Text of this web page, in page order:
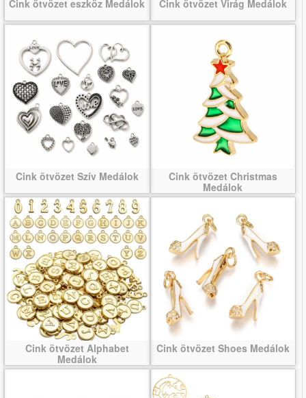
Cink ötvözet eszköz Medálok Cink ötvözet Virág Medálok
Cink ötvözet Szív Medálok
Cink ötvözet Christmas
Medálok
Cink ötvözet Alphabet
Medálok
Cink ötvözet Shoes Medálok